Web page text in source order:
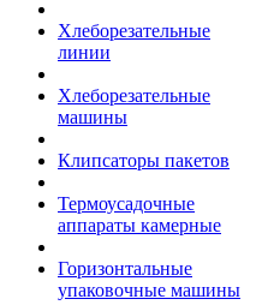
Хлеборезательные
линии
Хлеборезательные
машины
Клипсаторы пакетов
Термоусадочные
аппараты камерные
Горизонтальные
упаковочные машины